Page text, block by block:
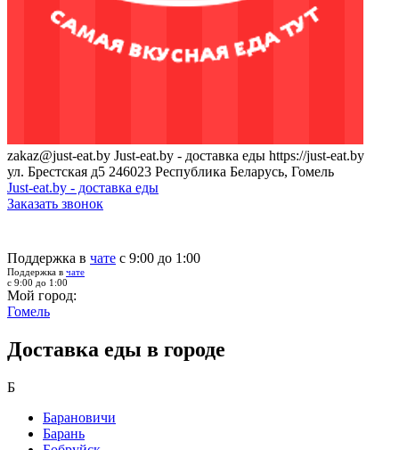
zakaz@just-eat.by Just-eat.by - доставка еды https://just-eat.by
ул. Брестская д5 246023 Республика Беларусь, Гомель
Just-eat.by - доставка еды
Заказать звонок
Поддержка в чате с 9:00 до 1:00
Поддержка в чате
с 9:00 до 1:00
Мой город:
Гомель
Доставка еды в городе
Б
Барановичи
Барань